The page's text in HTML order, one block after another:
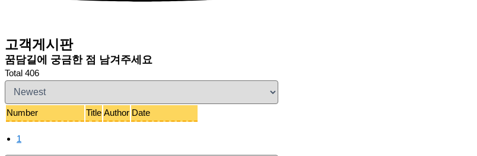
고객게시판
꿈담길에 궁금한 점 남겨주세요
Total 406
Number Title Author Date
1